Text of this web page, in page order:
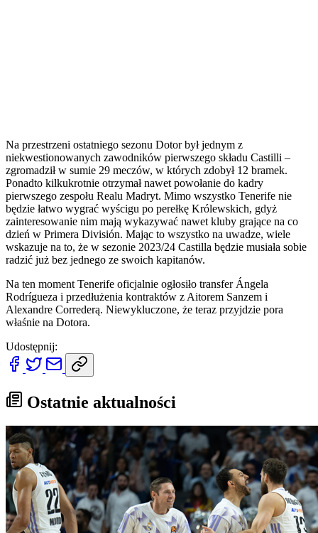
Na przestrzeni ostatniego sezonu Dotor był jednym z
niekwestionowanych zawodników pierwszego składu Castilli –
zgromadził w sumie 29 meczów, w których zdobył 12 bramek.
Ponadto kilkukrotnie otrzymał nawet powołanie do kadry
pierwszego zespołu Realu Madryt. Mimo wszystko Tenerife nie
będzie łatwo wygrać wyścigu po perełkę Królewskich, gdyż
zainteresowanie nim mają wykazywać nawet kluby grające na co
dzień w Primera División. Mając to wszystko na uwadze, wiele
wskazuje na to, że w sezonie 2023/24 Castilla będzie musiała sobie
radzić już bez jednego ze swoich kapitanów.
Na ten moment Tenerife oficjalnie ogłosiło transfer Ángela
Rodrígueza i przedłużenia kontraktów z Aitorem Sanzem i
Alexandre Correderą. Niewykluczone, że teraz przyjdzie pora
właśnie na Dotora.
Udostępnij:
Ostatnie aktualności